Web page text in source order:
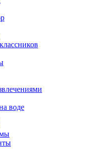
воде